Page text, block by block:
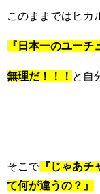
このままではヒカ
『日本一のユー
無理だ！！！ と自
そこで 『じゃあ
て何が違うの？』